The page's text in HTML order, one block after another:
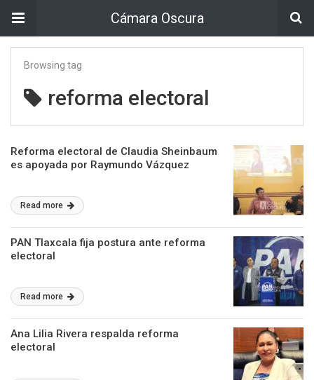
Cámara Oscura
Browsing tag
reforma electoral
Reforma electoral de Claudia Sheinbaum
es apoyada por Raymundo Vázquez
Read more
PAN Tlaxcala fija postura ante reforma
electoral
Read more
Ana Lilia Rivera respalda reforma
electoral